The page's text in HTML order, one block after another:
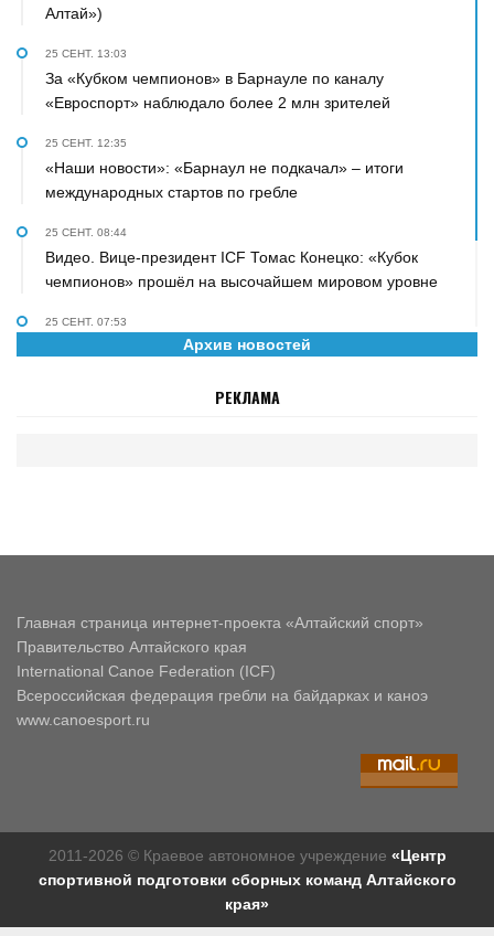
Алтай»)
25 СЕНТ. 13:03
За «Кубком чемпионов» в Барнауле по каналу
«Евроспорт» наблюдало более 2 млн зрителей
25 СЕНТ. 12:35
«Наши новости»: «Барнаул не подкачал» – итоги
международных стартов по гребле
25 СЕНТ. 08:44
Видео. Вице-президент ICF Томас Конецко: «Кубок
чемпионов» прошёл на высочайшем мировом уровне
25 СЕНТ. 07:53
«Персона» на телеканале «Катунь 24». О гребле,
Архив новостей
РЕКЛАМА
Главная страница интернет-проекта «Алтайский спорт»
Правительство Алтайского края
International Canoe Federation (ICF)
Всероссийская федерация гребли на байдарках и каноэ
www.canoesport.ru
2011-2026 © Краевое автономное учреждение «Центр
спортивной подготовки сборных команд Алтайского
края»